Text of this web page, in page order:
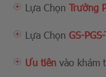
Lựa Chọn Trưởng
Lựa Chọn GS-
Ưu tiên vào khám